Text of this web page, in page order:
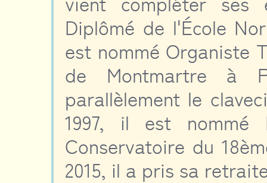
Diplômé de l'École
est nommé Organiste
de Montmartre à
parallèlement le
1997, il est nommé
Conservatoire du
2015, il a pris sa